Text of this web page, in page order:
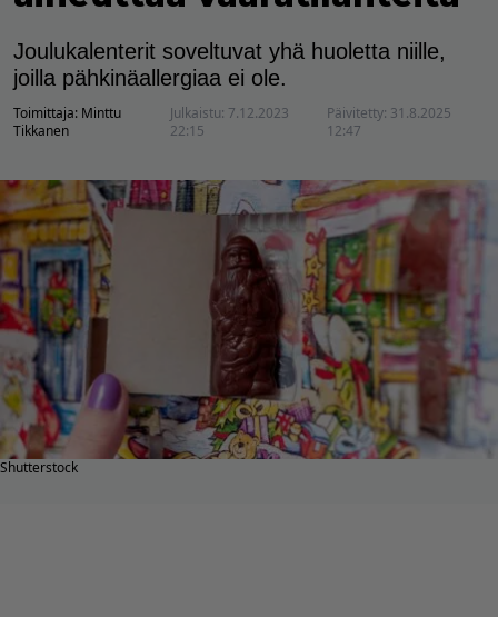
Joulukalenterit soveltuvat yhä huoletta niille,
joilla pähkinäallergiaa ei ole.
Toimittaja: Minttu
Tikkanen
Julkaistu: 7.12.2023
22:15
Päivitetty: 31.8.2025
12:47
Shutterstock